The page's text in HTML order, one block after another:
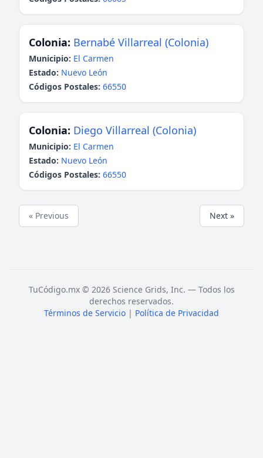
Colonia: Bernabé Villarreal (Colonia)
Municipio: El Carmen
Estado: Nuevo León
Códigos Postales: 66550
Colonia: Diego Villarreal (Colonia)
Municipio: El Carmen
Estado: Nuevo León
Códigos Postales: 66550
« Previous Next »
TuCódigo.mx © 2026 Science Grids, Inc. — Todos los
derechos reservados.
Términos de Servicio | Política de Privacidad